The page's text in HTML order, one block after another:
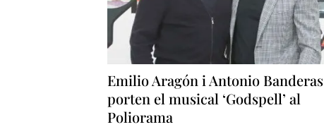
Emilio Aragón i Antonio Banderas
porten el musical ‘Godspell’ al
Poliorama